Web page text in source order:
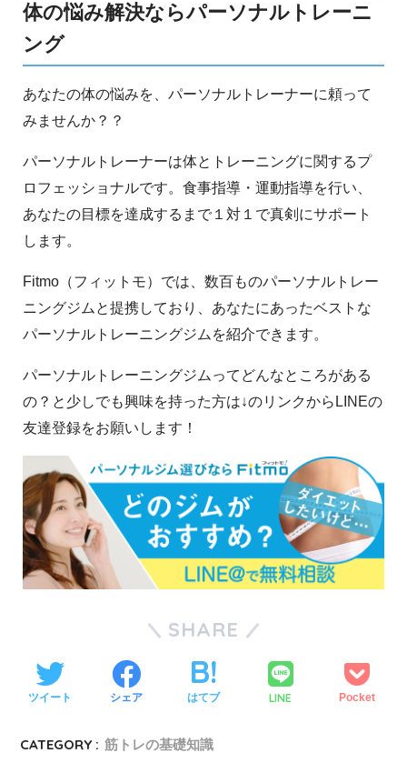
体の悩み解決ならパーソナルトレーニ
ング
あなたの体の悩みを、パーソナルトレーナーに頼って
みませんか？？
パーソナルトレーナーは体とトレーニングに関するプ
ロフェッショナルです。食事指導・運動指導を行い、
あなたの目標を達成するまで１対１で真剣にサポート
します。
Fitmo（フィットモ）では、数百ものパーソナルトレー
ニングジムと提携しており、あなたにあったベストな
パーソナルトレーニングジムを紹介できます。
パーソナルトレーニングジムってどんなところがある
の？と少しでも興味を持った方は↓のリンクからLINEの
友達登録をお願いします！
SHARE
ツイート シェア はてブ LINE Pocket
CATEGORY : 筋トレの基礎知識